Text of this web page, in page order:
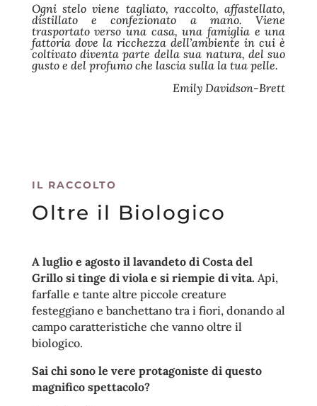
Ogni stelo viene tagliato, raccolto, affastellato,
distillato e confezionato a mano. Viene
trasportato verso una casa, una famiglia e una
fattoria dove la ricchezza dell’ambiente in cui è
coltivato diventa parte della sua natura, del suo
gusto e del profumo che lascia sulla la tua pelle.
Emily Davidson-Brett
IL RACCOLTO
Oltre il Biologico
A luglio e agosto il lavandeto di Costa del
Grillo si tinge di viola e si riempie di vita. Api,
farfalle e tante altre piccole creature
festeggiano e banchettano tra i fiori, donando al
campo caratteristiche che vanno oltre il
biologico.
Sai chi sono le vere protagoniste di questo
magnifico spettacolo?